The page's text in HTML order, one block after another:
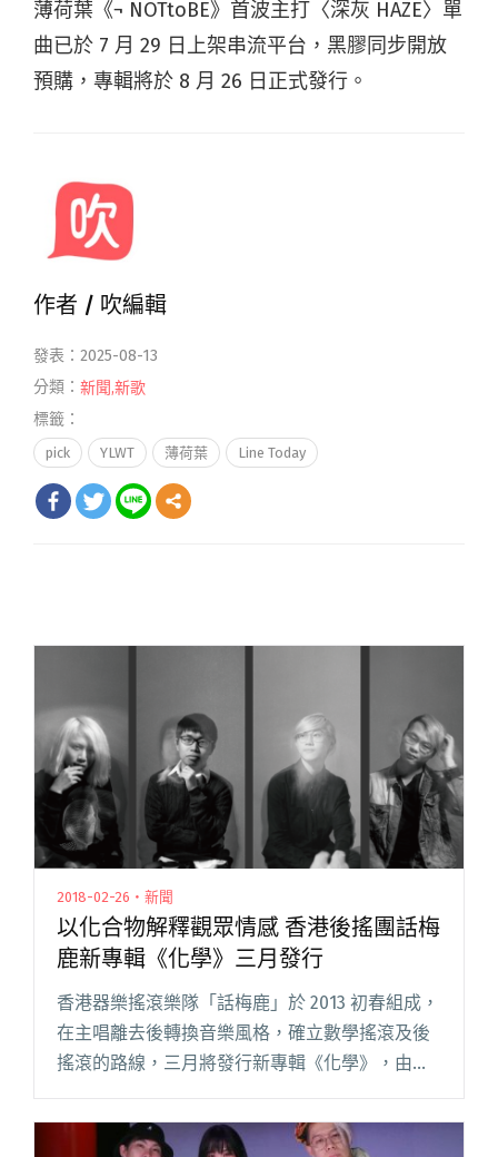
薄荷葉《¬ NOTtoBE》首波主打〈深灰 HAZE〉單
曲已於 7 月 29 日上架串流平台，黑膠同步開放
預購，專輯將於 8 月 26 日正式發行。
作者 / 吹編輯
發表：2025-08-13
分類： 新聞,新歌
標籤：
pick YLWT 薄荷葉 Line Today
2018-02-26・新聞
以化合物解釋觀眾情感 香港後搖團話梅
鹿新專輯《化學》三月發行
香港器樂搖滾樂隊「話梅鹿」於 2013 初春組成，
在主唱離去後轉換音樂風格，確立數學搖滾及後
搖滾的路線，三月將發行新專輯《化學》，由化
學中的專有名詞解釋觀眾情感，用音樂在聽眾心
中激起不可逆的化學反應。 繼上一張專輯《實心